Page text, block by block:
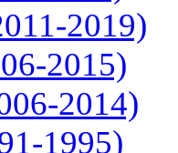
2019)
2015)
2014)
1995)